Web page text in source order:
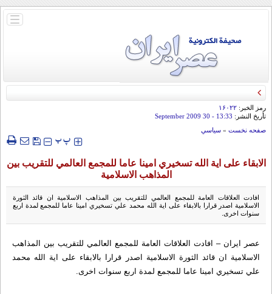
باز
رمز الخبر: ۱۶۰۲۲
تأريخ النشر: 13:33
- 30 September 2009
صفحه نخست » سياسي
‍‍‍ پپ
الابقاء على اية الله تسخيري امينا عاما للمجمع العالمي للتقريب بين
المذاهب الاسلامية
افادت العلاقات العامة للمجمع العالمي للتقريب بين المذاهب الاسلامية ان قائد الثورة
الاسلامية اصدر قرارا بالابقاء على اية الله محمد علي تسخيري امينا عاما للمجمع لمدة اربع
سنوات اخرى.
عصر ايران – افادت العلاقات العامة للمجمع العالمي للتقريب بين المذاهب
الاسلامية ان قائد الثورة الاسلامية اصدر قرارا بالابقاء على اية الله محمد
علي تسخيري امينا عاما للمجمع لمدة اربع سنوات اخرى.